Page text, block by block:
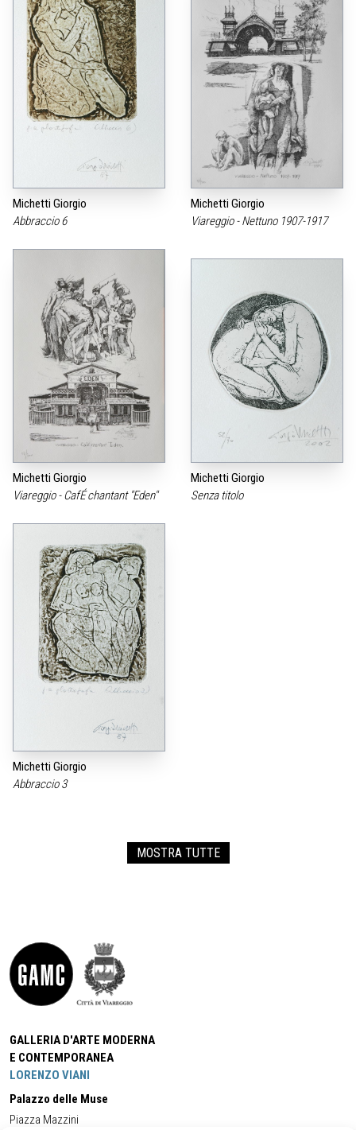
Michetti Giorgio
Abbraccio 6
Michetti Giorgio
Viareggio - Nettuno 1907-1917
Michetti Giorgio
Viareggio - CafÉ chantant "Eden"
Michetti Giorgio
Senza titolo
Michetti Giorgio
Abbraccio 3
MOSTRA TUTTE
GALLERIA D'ARTE MODERNA
E CONTEMPORANEA
LORENZO VIANI
Palazzo delle Muse
Piazza Mazzini